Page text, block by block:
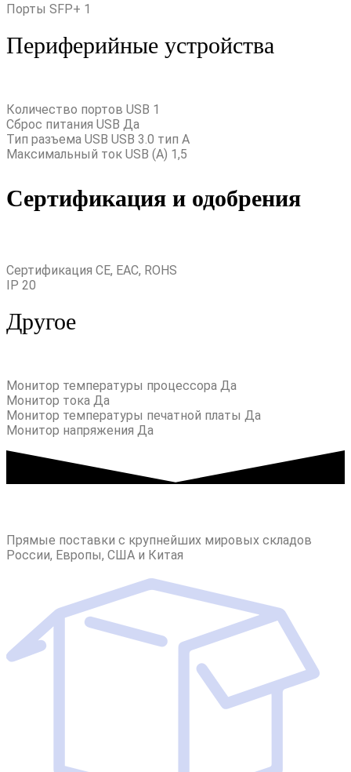
Порты SFP+ 1
Периферийные устройства
Количество портов USB 1
Сброс питания USB Да
Тип разъема USB USB 3.0 тип A
Максимальный ток USB (A) 1,5
Сертификация и одобрения
Сертификация CE, EAC, ROHS
IP 20
Другое
Монитор температуры процессора Да
Монитор тока Да
Монитор температуры печатной платы Да
Монитор напряжения Да
Прямые поставки с крупнейших мировых складов
России, Европы, США и Китая